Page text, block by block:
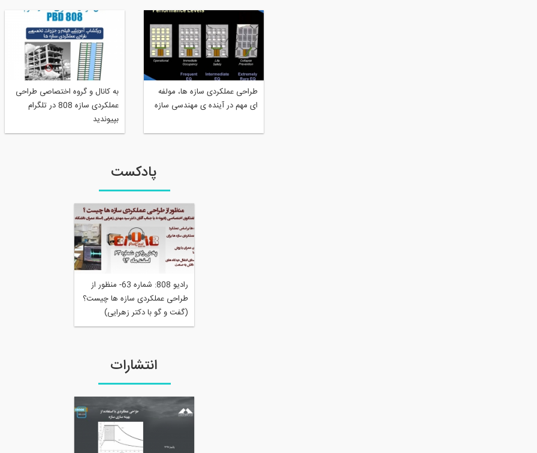
طراحی عملکردی سازه ها، مولفه
ای مهم در آینده ی مهندسی سازه
به کانال و گروه اختصاصی طراحی
عملکردی سازه 808 در تلگرام
بپیوندید
پادکست
رادیو 808: شماره 63- منظور از
طراحی عملکردی سازه ها چیست؟
(گفت و گو با دکتر زهرایی)
انتشارات